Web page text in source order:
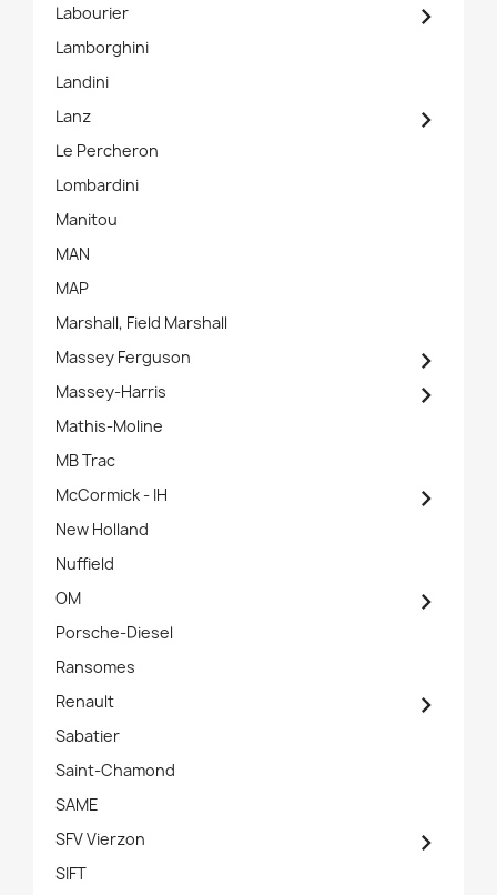
Labourier 
Lamborghini
Landini
Lanz

Le Percheron
Lombardini
Manitou
MAN
MAP
Marshall, Field Marshall
Massey Ferguson

Massey-Harris 
Mathis-Moline
MB Trac
McCormick - IH

New Holland
Nuffield
OM

Porsche-Diesel
Ransomes
Renault

Sabatier
Saint-Chamond
SAME
SFV Vierzon

SIFT